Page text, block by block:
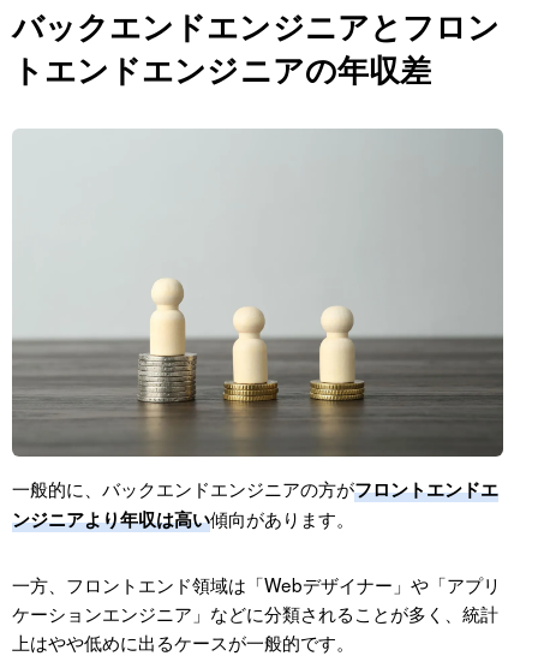
バックエンドエンジニアとフロン
トエンドエンジニアの年収差
一般的に、バックエンドエンジニアの方がフロントエンドエ
ンジニアより年収は高い傾向があります。
一方、フロントエンド領域は「Webデザイナー」や「アプリ
ケーションエンジニア」などに分類されることが多く、統計
上はやや低めに出るケースが一般的です。